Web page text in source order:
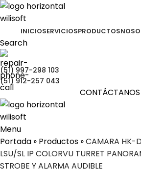
INICIOSERVICIOSPRODUCTOS
Search
(51) 997-298 103
(51) 912-257 043
CONTÁCTANOS
Menu
Portada » Productos »CAMARA HK-
LSU/SL IP COLORVU TURRET
STROBE Y ALARMA AUDIBLE